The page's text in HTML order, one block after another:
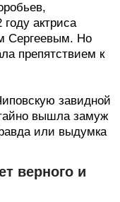
актриса
Сергеевым. Но
препятствием к
завидной
вышла замуж
или выдумка
верного и